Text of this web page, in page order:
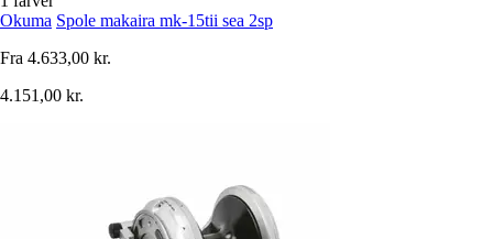
Okuma Spole makaira mk-15tii sea 2sp
Fra 4.633,00 kr.
4.151,00 kr.